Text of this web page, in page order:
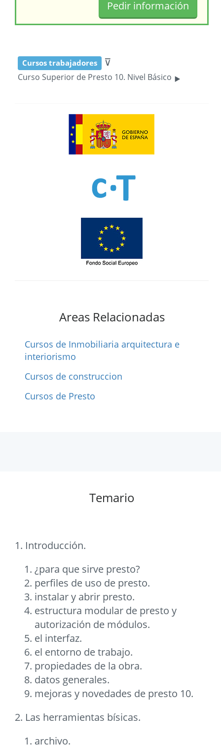
Cursos trabajadores ⊽
Curso Superior de Presto 10. Nivel Básico ‣
Areas Relacionadas
Cursos de Inmobiliaria arquitectura e
interiorismo
Cursos de construccion
Cursos de Presto
Temario
1. Introducción.
¿para que sirve presto?
perfiles de uso de presto.
instalar y abrir presto.
estructura modular de presto y
autorización de módulos.
el interfaz.
el entorno de trabajo.
propiedades de la obra.
datos generales.
mejoras y novedades de presto 10.
2. Las herramientas bísicas.
archivo.